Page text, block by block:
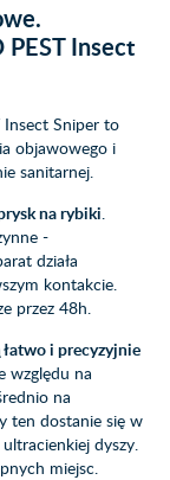
Insect
Insect Sniper to
objawowego i
sanitarnej.
na rybiki.
-
działa
kontakcie.
przez 48h.
łatwo i precyzyjnie
względu na
na
ten dostanie się w
dyszy.
miejsc.